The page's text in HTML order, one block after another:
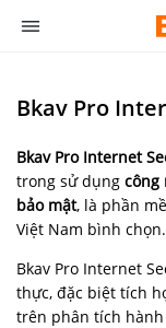
Bkav Pro
Bkav Pro Internet
trong sử dụng công
bảo mật, là phần
Việt Nam bình chọn.
Bkav Pro Internet
thực, đặc biệt tích
trên phân tích